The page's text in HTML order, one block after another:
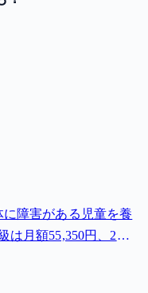
障害がある児童を養
は月額55,350円、2級